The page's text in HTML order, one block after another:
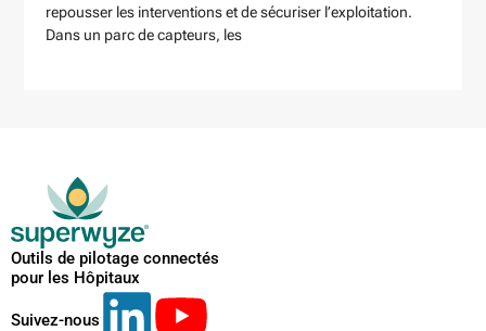
repousser les interventions et de sécuriser l’exploitation.
Dans un parc de capteurs, les
Outils de pilotage connectés
pour les Hôpitaux
Suivez-nous